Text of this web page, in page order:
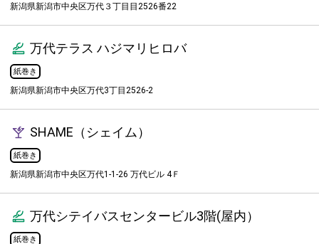
新潟県新潟市中央区万代３丁目目2526番22
万代テラス ハジマリヒロバ
紙巻き
新潟県新潟市中央区万代3丁目2526-2
SHAME（シェイム）
紙巻き
新潟県新潟市中央区万代1-1-26 万代ビル 4Ｆ
万代シテイバスセンタービル3階(屋内）
紙巻き